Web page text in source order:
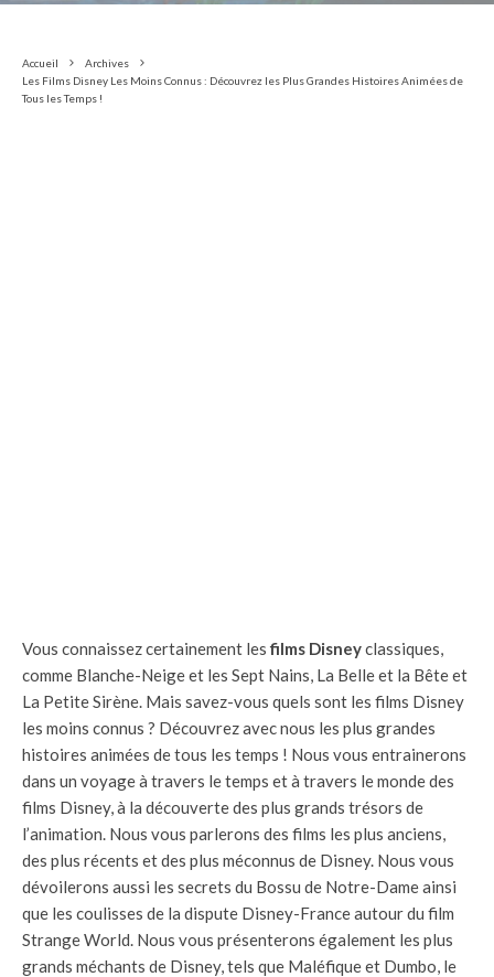
Accueil
Archives
Les Films Disney Les Moins Connus : Découvrez les Plus Grandes Histoires Animées de
Tous les Temps !
Vous connaissez certainement lesfilms Disneyclassiques,
comme Blanche-Neige et les Sept Nains, La Belle et la Bête et
La Petite Sirène. Mais savez-vous quels sont les films Disney
les moins connus ? Découvrez avec nous les plus grandes
histoires animées de tous les temps ! Nous vous entrainerons
dans un voyage à travers le temps et à travers le monde des
films Disney, à la découverte des plus grands trésors de
l’animation. Nous vous parlerons des films les plus anciens,
des plus récents et des plus méconnus de Disney. Nous vous
dévoilerons aussi les secrets du Bossu de Notre-Dame ainsi
que les coulisses de la dispute Disney-France autour du film
Strange World. Nous vous présenterons également les plus
grands méchants de Disney, tels que Maléfique et Dumbo, le